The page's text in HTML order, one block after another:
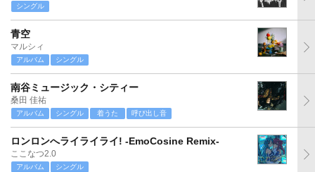
シングル
青空
マルシィ
アルバム シングル
南谷ミュージック・シティー
桑田 佳祐
アルバム シングル 着うた 呼び出し音
ロンロンへライライライ! -EmoCosine Remix-
ここなつ2.0
アルバム シングル